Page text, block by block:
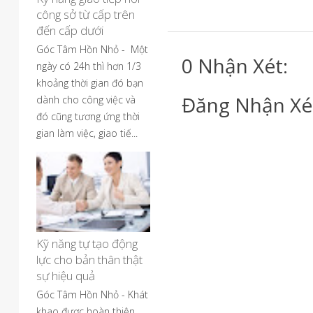
công sở từ cấp trên
đến cấp dưới
Góc Tâm Hồn Nhỏ - Một
ngày có 24h thì hơn 1/3
khoảng thời gian đó bạn
dành cho công việc và
đó cũng tương ứng thời
gian làm việc, giao tiế...
Kỹ năng tự tạo động
lực cho bản thân thật
sự hiệu quả
Góc Tâm Hồn Nhỏ - Khát
0 Nhận Xét:
Đăng Nhận